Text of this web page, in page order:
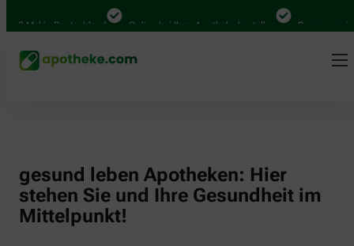
Mal in Deutschland Online bei Ihrer Apotheke bestellen Bequem
gesund leben Apotheken: Hier
stehen Sie und Ihre Gesundheit im
Mittelpunkt!